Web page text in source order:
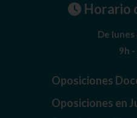
Horario
De lunes
9h
Oposiciones
Oposiciones en